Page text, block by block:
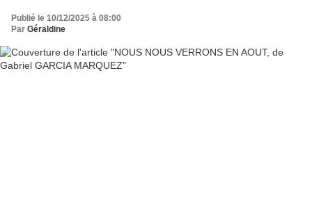
Publié le 10/12/2025 à 08:00
Par Géraldine